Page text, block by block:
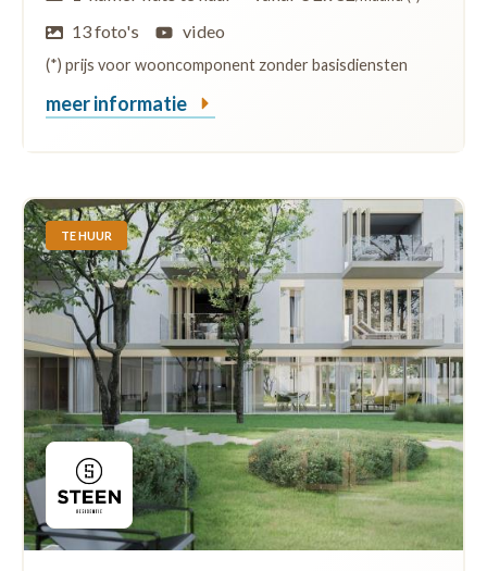
13 foto's video
(*) prijs voor wooncomponent zonder basisdiensten
meer informatie
TE HUUR